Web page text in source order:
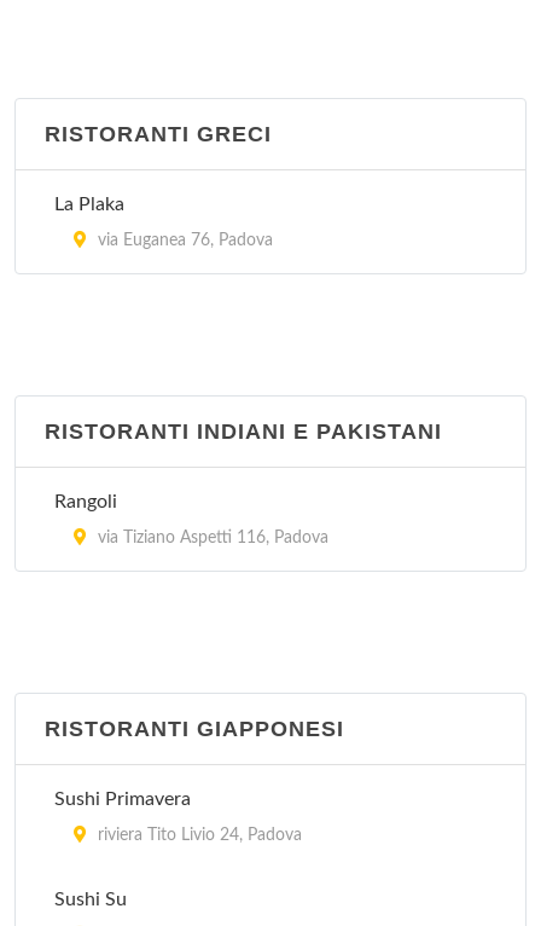
RISTORANTI GRECI
La Plaka
via Euganea 76, Padova
RISTORANTI INDIANI E PAKISTANI
Rangoli
via Tiziano Aspetti 116, Padova
RISTORANTI GIAPPONESI
Sushi Primavera
riviera Tito Livio 24, Padova
Sushi Su